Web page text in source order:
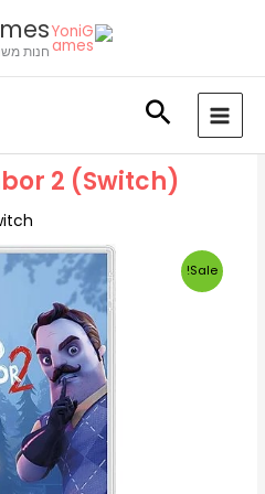
חנות
2 (Switch)
Sale!